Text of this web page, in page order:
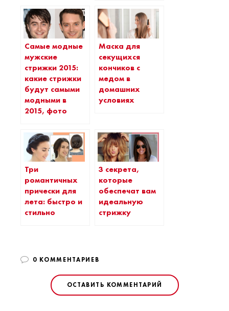
Самые модные
мужские
стрижки 2015:
какие стрижки
будут самыми
модными в
2015, фото
Маска для
секущихся
кончиков с
медом в
домашних
условиях
Три
романтичных
прически для
лета: быстро и
стильно
3 секрета,
которые
обеспечат вам
идеальную
стрижку
0 КОММЕНТАРИЕВ
ОСТАВИТЬ КОММЕНТАРИЙ